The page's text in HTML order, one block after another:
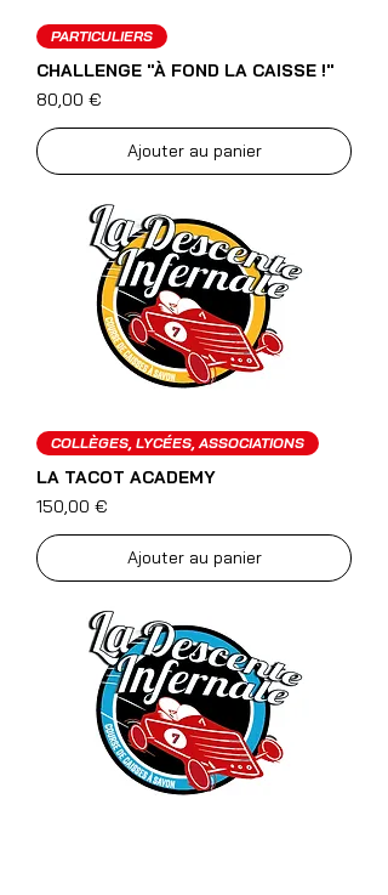
PARTICULIERS
CHALLENGE "À FOND LA CAISSE !"
Prix
80,00 €
Ajouter au panier
COLLÈGES, LYCÉES, ASSOCIATIONS
LA TACOT ACADEMY
Prix
150,00 €
Ajouter au panier